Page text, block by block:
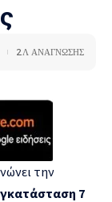
2Λ ΑΝΑΓΝΩΣΗΣ
την
7